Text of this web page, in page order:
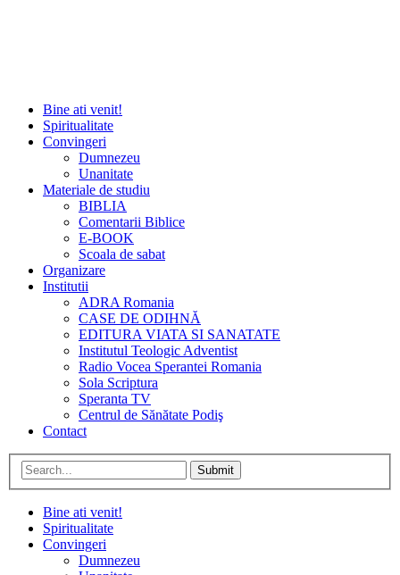
Bine ati venit!
Spiritualitate
Convingeri
Dumnezeu
Unanitate
Materiale de studiu
BIBLIA
Comentarii Biblice
E-BOOK
Scoala de sabat
Organizare
Institutii
ADRA Romania
CASE DE ODIHNĂ
EDITURA VIATA SI SANATATE
Institutul Teologic Adventist
Radio Vocea Sperantei Romania
Sola Scriptura
Speranta TV
Centrul de Sănătate Podiş
Contact
Submit
Bine ati venit!
Spiritualitate
Convingeri
Dumnezeu